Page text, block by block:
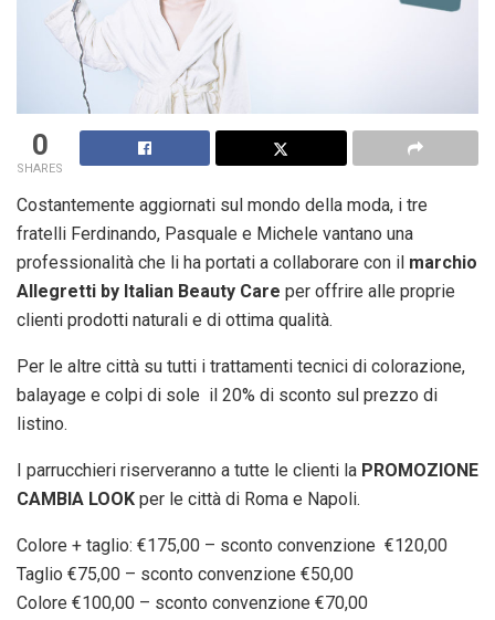
0
SHARES
Costantemente aggiornati sul mondo della moda, i tre
fratelli Ferdinando, Pasquale e Michele vantano una
professionalità che li ha portati a collaborare con il marchio
Allegretti by Italian Beauty Care per offrire alle proprie
clienti prodotti naturali e di ottima qualità.
Per le altre città su tutti i trattamenti tecnici di colorazione,
balayage e colpi di sole il 20% di sconto sul prezzo di
listino.
I parrucchieri riserveranno a tutte le clienti la PROMOZIONE
CAMBIA LOOK per le città di Roma e Napoli.
Colore + taglio: €175,00 – sconto convenzione €120,00
Taglio €75,00 – sconto convenzione €50,00
Colore €100,00 – sconto convenzione €70,00